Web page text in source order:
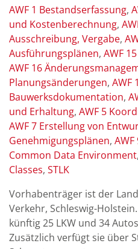
AWF 1 Bestandserfassung
und Kostenberechnung
Ausschreibung, Vergabe
Ausführungsplänen AWF
AWF 16
Planungsänderungen AWF
Bauwerksdokumentation
und Erhaltung AWF 5
AWF 7 Erstellung von
Genehmigungsplänen
Common Data Environment
Classes STLK
Vorhabenträger ist der
Verkehr, Schleswig-
künftig 25 LKW und 34
Zusätzlich verfügt sie über